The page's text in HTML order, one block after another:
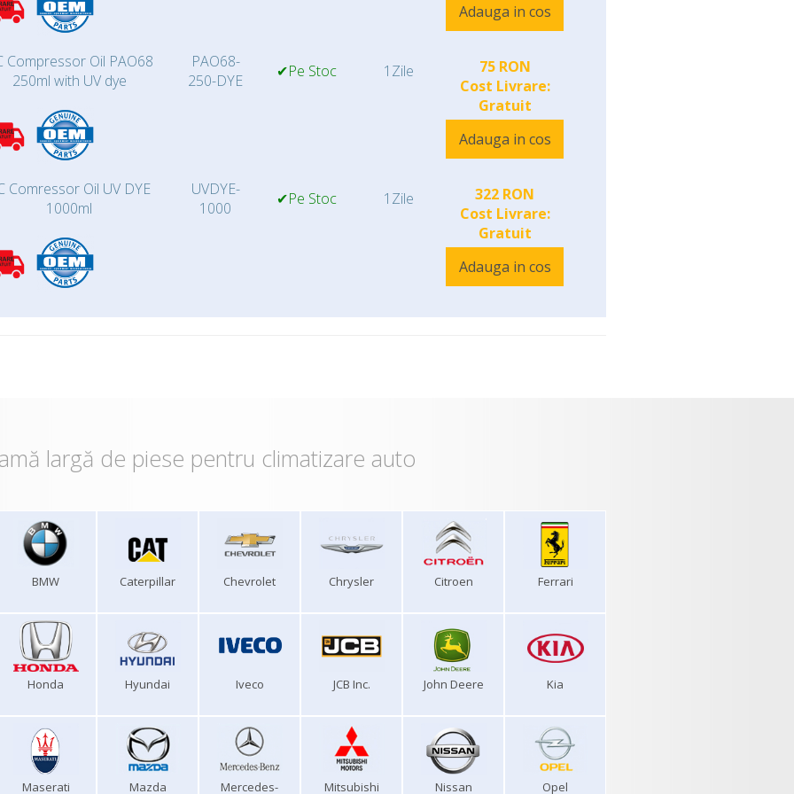
Adauga in cos
Compressor Oil PAO68
250ml with UV dye
PAO68-
250-DYE
✔Pe Stoc 1Zile
75 RON
Cost Livrare:
Gratuit
Adauga in cos
Comressor Oil UV DYE
1000ml
UVDYE-
1000
✔Pe Stoc 1Zile
322 RON
Cost Livrare:
Gratuit
Adauga in cos
largă de piese pentru climatizare auto
BMW Caterpillar Chevrolet Chrysler Citroen Ferrari
Honda Hyundai Iveco JCB Inc. John Deere Kia
Maserati Mazda Mercedes- Mitsubishi Nissan Opel